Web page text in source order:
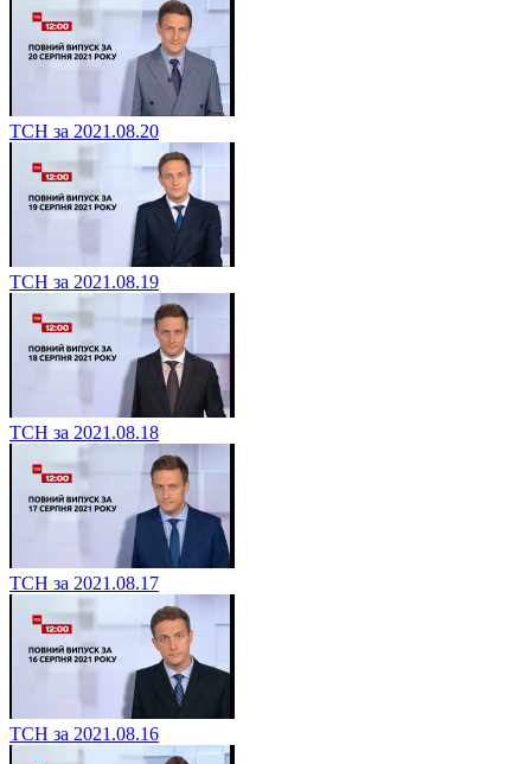
ТСН за 2021.08.20
ТСН за 2021.08.19
ТСН за 2021.08.18
ТСН за 2021.08.17
ТСН за 2021.08.16